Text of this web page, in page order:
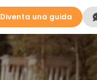
Diventa una guida